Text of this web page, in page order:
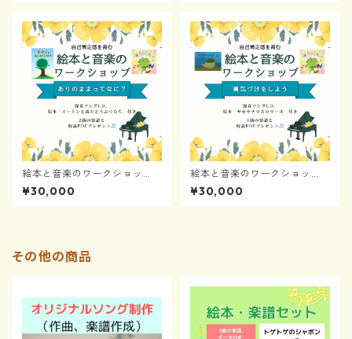
絵本と音楽のワークショッ
プ〜ありのままってなに？
¥30,000
絵本と音楽のワークショッ
プ〜勇気づけをしよう
¥30,000
その他の商品